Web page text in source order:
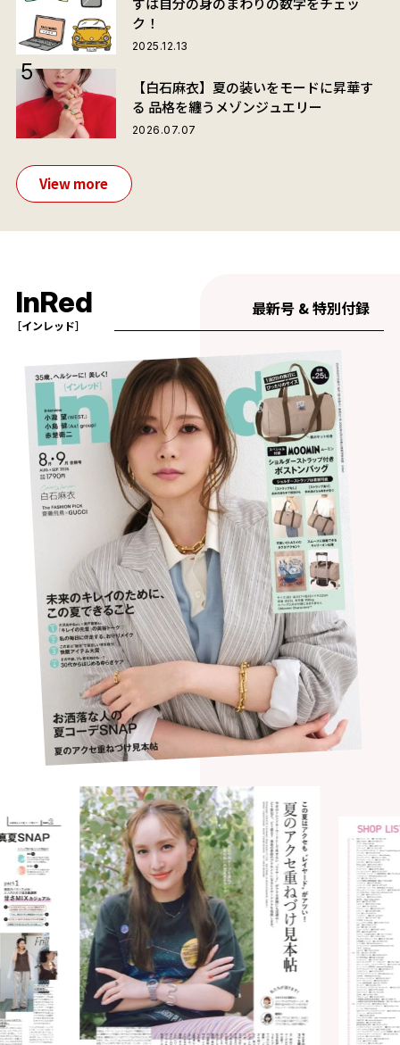
ク！
2025.12.13
【白石麻衣】夏の装いをモードに昇華す
る 品格を纏うメゾンジュエリー
2026.07.07
View more
InRed
［インレッド］
最新号 & 特別付録